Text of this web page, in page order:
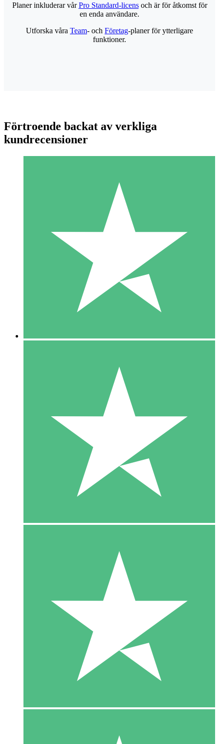
Individuella Kreditpaket
Betala per användning med nedladdningskrediter. Inget
1 Nedladdningar
10 00
10 Nedladdningar
20 00
Planer inkluderar vårPro Standard-licensoch är för åtkomst för
en enda användare.
Utforska våra Team- och Företag-planer för ytterligare
funktioner.
Förtroende backat av verkliga
kundrecensioner